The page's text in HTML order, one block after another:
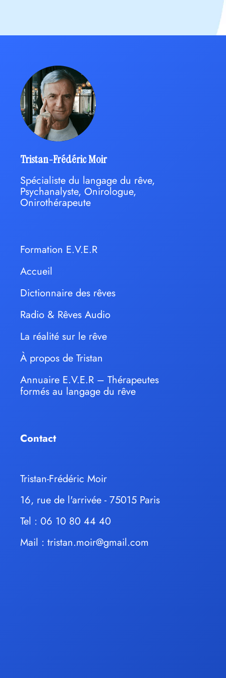
Tristan-Frédéric Moir
Spécialiste du langage du rêve,
Psychanalyste, Onirologue,
Onirothérapeute
Formation E.V.E.R
Accueil
Dictionnaire des rêves
Radio & Rêves Audio
La réalité sur le rêve
À propos de Tristan
Annuaire E.V.E.R – Thérapeutes
formés au langage du rêve
Contact
Tristan-Frédéric Moir
16, rue de l'arrivée - 75015 Paris
Tel : 06 10 80 44 40
Mail : tristan.moir@gmail.com